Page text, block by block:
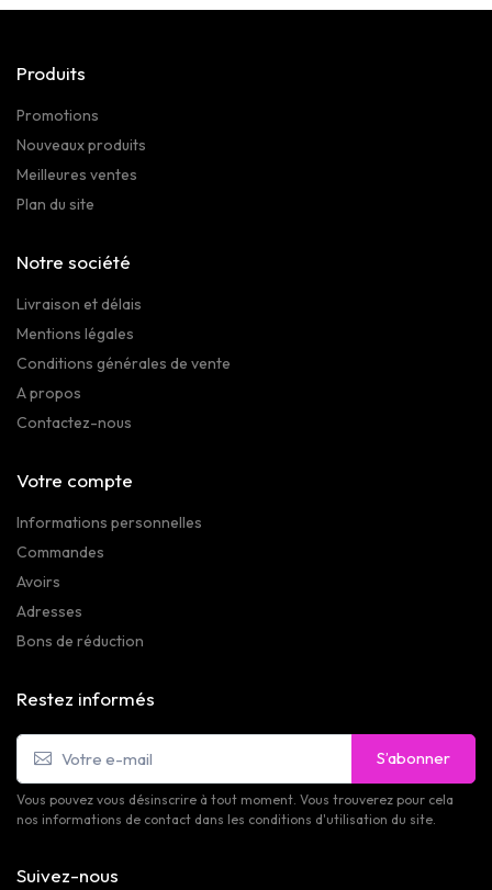
Produits
Promotions
Nouveaux produits
Meilleures ventes
Plan du site
Notre société
Livraison et délais
Mentions légales
Conditions générales de vente
A propos
Contactez-nous
Votre compte
Informations personnelles
Commandes
Avoirs
Adresses
Bons de réduction
Restez informés
S’abonner
Vous pouvez vous désinscrire à tout moment. Vous trouverez pour cela
nos informations de contact dans les conditions d'utilisation du site.
Suivez-nous